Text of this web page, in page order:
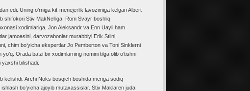
edi. Uning o’rniga kit-menejerlik lavozimiga kelgan Albert
shifokori Stiv MakNelliga, Rom Svayr boshliq
xodimlariga, Jon Aleksandr va Enn Uayli ham
jamoasini, darvozabonlar murabbiyi Erik Stilni,
chim bo’yicha ekspertlar Jo Pemberton va Toni Sinklerni
Orada ba’zi bir xodimlarning nomini tilga olib o’tishni
bilishadi.
kelishdi. Archi Noks bosqich boshida menga sodiq
bo’yicha ajoyib mutaxassislar. Stiv Maklaren juda